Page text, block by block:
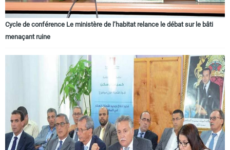
Cycle de conférence Le ministère de l’habitat relance le débat sur le bâti
menaçant ruine